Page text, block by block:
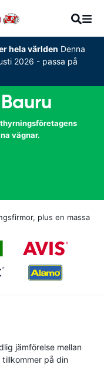
hela världen Denna
2026 - passa på
vägnar.
plus en massa
jämförelse mellan
på din